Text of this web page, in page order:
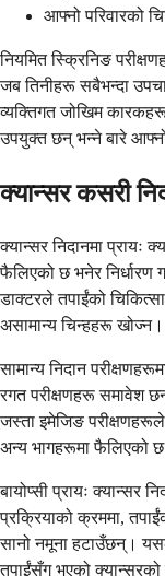
आफ्नो परिवारको
नियमित स्क्रिनिङ
जब तिनीहरू सबैभन्दा
व्यक्तिगत जोखिम
उपयुक्त छन् भन्ने बारे
क्यान्सर कसरी
क्यान्सर निदानमा प्रायः
फैलिएको छ भनेर निर्धारण
डाक्टरले तपाईंको
असामान्य चिन्हहरू खोज्न।
सामान्य निदान
रगत परीक्षणहरू समावेश
जस्ता इमेजिङ
अन्य भागहरूमा फैलिएको छ
बायोप्सी प्रायः क्यान्सर
प्रक्रियाको क्रममा,
सानो नमूना हटाउँछन्।
तपाईंसँग भएको क्यान्सरको